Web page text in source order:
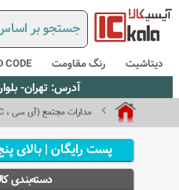
دیتاشیت رنگ مقاومت CODE
آدرس: تهران- بلوار جمهوری اسلامی-
مدارات مجتمع (آی سی ، IC)
پست رایگان | بالای
دسته‌بندی